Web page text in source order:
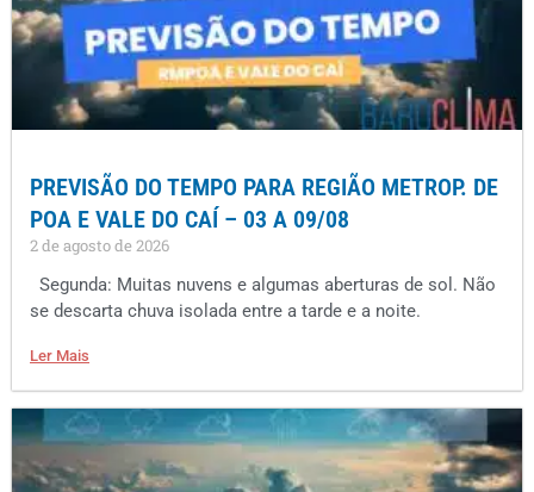
PREVISÃO DO TEMPO PARA REGIÃO METROP. DE
POA E VALE DO CAÍ – 03 A 09/08
2 de agosto de 2026
Segunda: Muitas nuvens e algumas aberturas de sol. Não
se descarta chuva isolada entre a tarde e a noite.
Ler Mais